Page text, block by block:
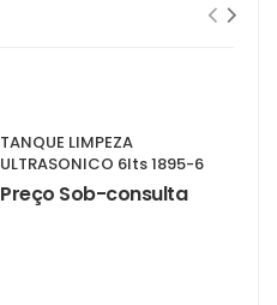
TANQUE LIMPEZA
ULTRASONICO 6lts 1895-6
Preço Sob-consulta